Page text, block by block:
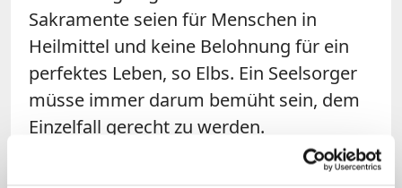
Sakramente seien für Menschen in
Heilmittel und keine Belohnung für ein
perfektes Leben, so Elbs. Ein Seelsorger
müsse immer darum bemüht sein, dem
Einzelfall gerecht zu werden.
Mit Nachdruck wandte sich der Bischof